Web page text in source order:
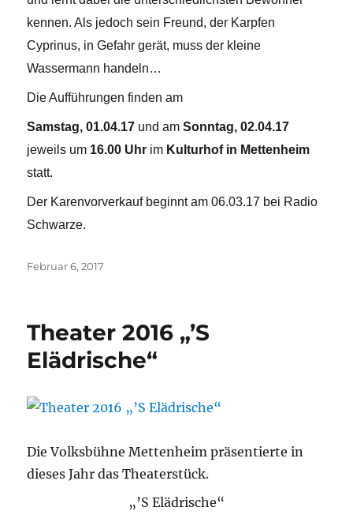
kennen. Als jedoch sein Freund, der Karpfen
Cyprinus, in Gefahr gerät, muss der kleine
Wassermann handeln…
Die Aufführungen finden am
Samstag, 01.04.17 und amSonntag, 02.04.17
jeweils um 16.00 Uhr im Kulturhof in Mettenheim
statt.
Der Karenvorverkauf beginnt am 06.03.17 bei Radio
Schwarze.
Veröffentlicht
Februar 6, 2017
Theater 2016 „’S
Elädrische“
Die Volksbühne Mettenheim präsentierte in
dieses Jahr das Theaterstück.
„’S Elädrische“